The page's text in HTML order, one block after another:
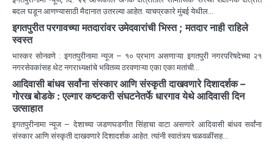
बदल घडून आणण्यासाठी मैदानात उतरल्या आहेत. याचप्रकारे मुंबई येथील…
इगतपुरीत परगावच्या मतदारांवर उमेदवारांची भिस्त ; मतदार नाही राहिले
स्वस्त
भास्कर सोनवणे : इगतपुरीनामा न्यूज – १० प्रभाग असणाऱ्या इगतपुरी नगरपरिषदेच्या २१
नगरसेवकांसह थेट नगराध्यक्षांचे भवितव्य ठरवणाऱ्या एका एका मतांची…
आदिवासी बांधव सर्वांना संस्कार आणि संस्कृती दाखवणारे दिशादर्शक –
गोरख बोडके : एल्गार कष्टकरी संघटनेतर्फे धारगाव येथे आदिवासी दिन
उत्साहात
इगतपुरीनामा न्यूज – देशाच्या जडणघडणीत सिंहाचा वाटा असणारे आदिवासी बांधव सर्वांना
संस्कार आणि संस्कृती दाखवणारे दिशादर्शक आहेत. त्यांनी स्वातंत्र्य चळवळींसह…